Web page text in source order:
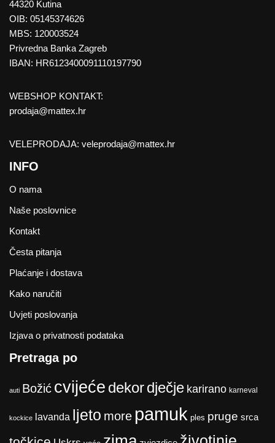
44320 Kutina
OIB: 05145374626
MBS: 120003524
Privredna Banka Zagreb
IBAN: HR6123400091110197790
WEBSHOP KONTAKT:
prodaja@mattex.hr
VELEPRODAJA: veleprodaja@mattex.hr
INFO
O nama
Naše poslovnice
Kontakt
Česta pitanja
Plaćanje i dostava
Kako naručiti
Uvjeti poslovanja
Izjava o privatnosti podataka
Pretraga po
auti Božić cvijeće dekordječje karirano karneval
kockice lavanda ljeto more pamuk ples pruge srca